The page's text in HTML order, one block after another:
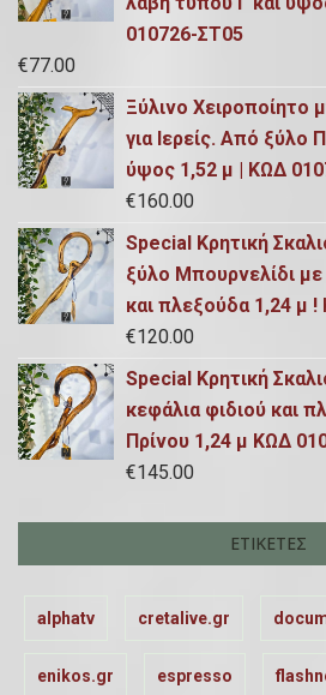
010726-ΣΤ05
€77.00
Ξύλινο Χειροποίητο
για Ιερείς. Από ξύλο
ύψος 1,52 μ | ΚΩΔ
€160.00
Special Κρητική
ξύλο Μπουρνελίδι
και πλεξούδα 1,24 μ
€120.00
Special Κρητική
κεφάλια φιδιού και
Πρίνου 1,24 μ ΚΩΔ
€145.00
ΕΤΙΚΈΤΕΣ
alphatv cretalive.gr
enikos.gr espresso